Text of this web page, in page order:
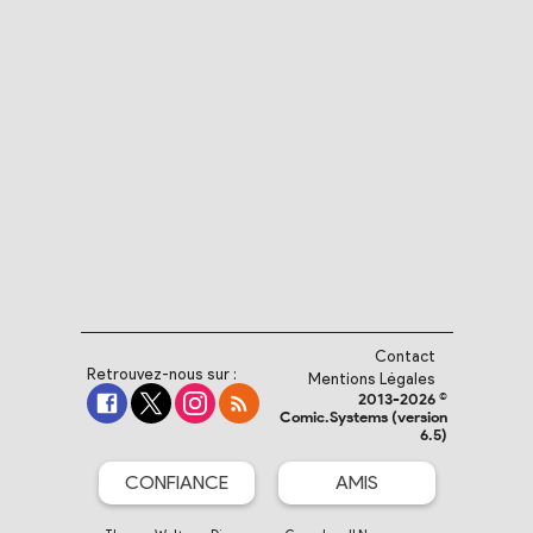
Retrouvez-nous sur :
Contact
Mentions Légales
2013-2026 ©
Comic.Systems (version
6.5)
CONFIANCE AMIS